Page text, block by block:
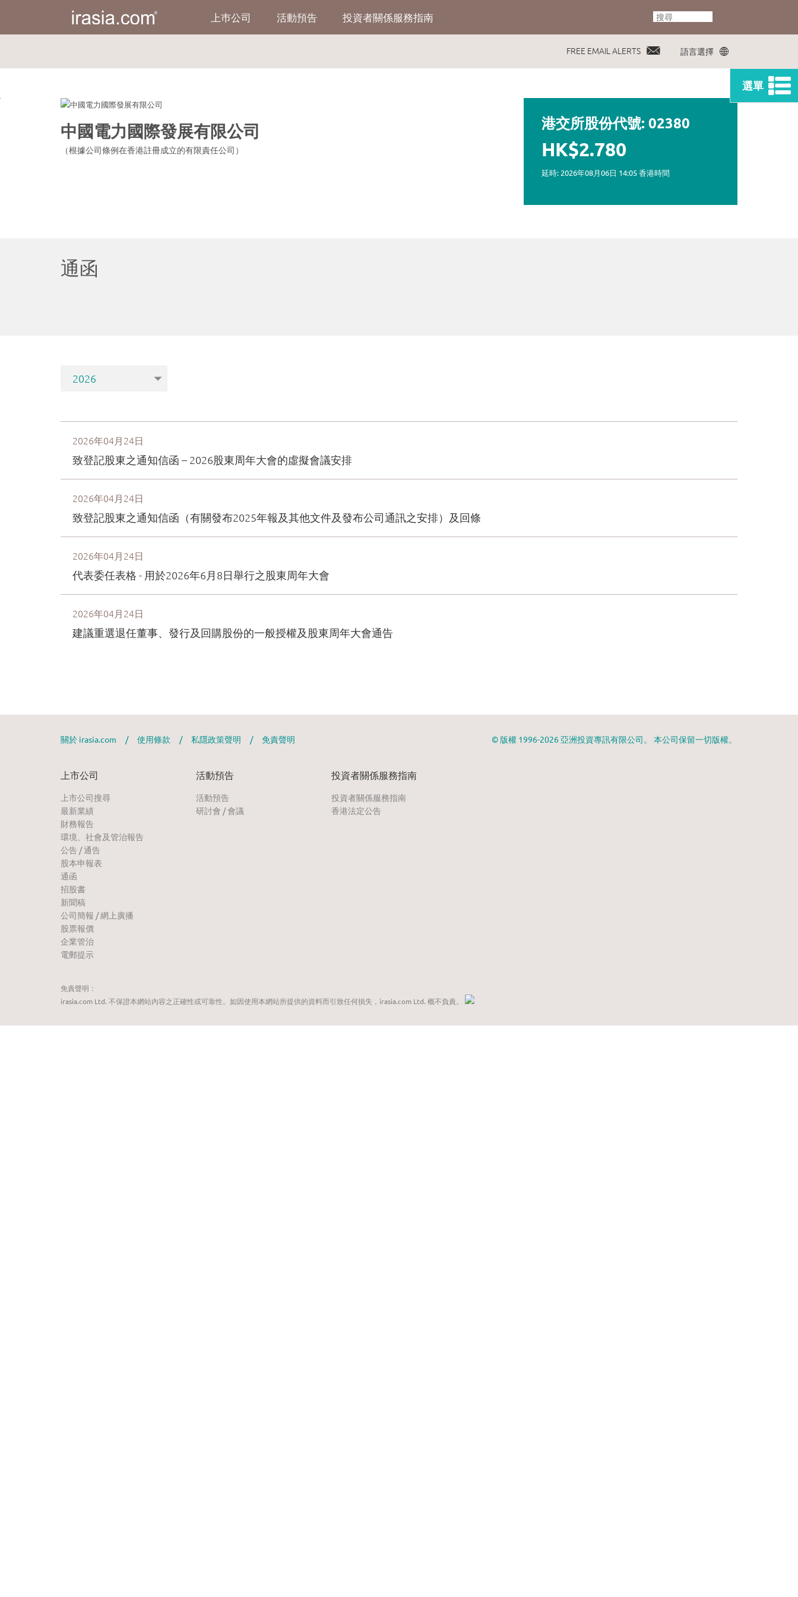
上巿公司 活動預告 投資者關係服務指南
FREE EMAIL ALERTS 語言選擇
選單
irasia.com
關於 irasia.com / 使用條款 / 私隱政策聲明 / 免責聲明 © 版權 1996-2026 亞洲投資專訊有限公司。 本公司保留一切版權。
上市公司
上市公司搜尋
最新業績
財務報告
環境、社會及管治報告
公告 / 通告
股本申報表
通函
招股書
新聞稿
公司簡報 / 網上廣播
股票報價
企業管治
電郵提示
活動預告
活動預告
研討會 / 會議
投資者關係服務指南
投資者關係服務指南
香港法定公告
免責聲明：
irasia.com Ltd. 不保證本網站內容之正確性或可靠性。如因使用本網站所提供的資料而引致任何損失，irasia.com Ltd. 概不負責。